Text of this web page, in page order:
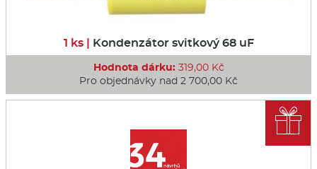
1 ks | Kondenzátor svitkový 68 uF
Hodnota dárku:319,00 Kč
Pro objednávky nad 2 700,00 Kč
